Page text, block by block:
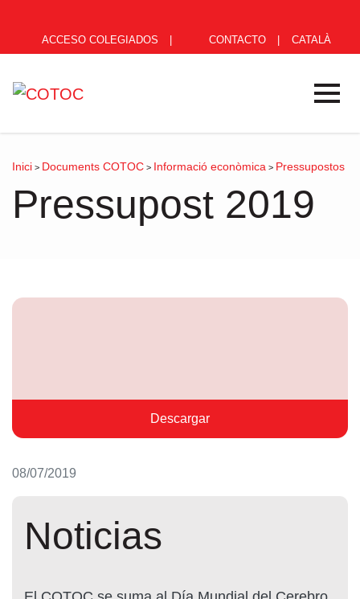
ACCESO COLEGIADOS CONTACTO CATALÀ
Inici > Documents COTOC > Informació econòmica > Pressupostos
Pressupost 2019
Descargar
08/07/2019
Noticias